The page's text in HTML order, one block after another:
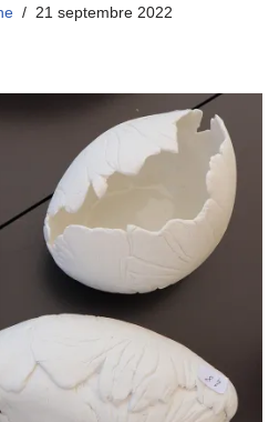
21 septembre 2022